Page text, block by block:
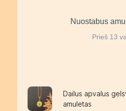
Nuostabus
Prieš 13
Dailus apvalus
amuletas